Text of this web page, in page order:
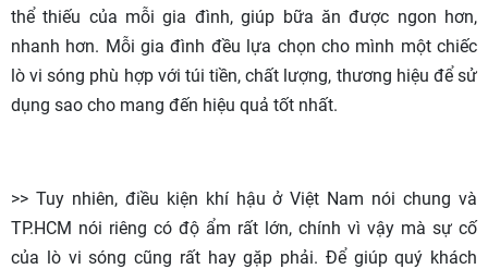
thể thiếu của mỗi gia đình, giúp bữa ăn được ngon hơn,
nhanh hơn. Mỗi gia đình đều lựa chọn cho mình một chiếc
lò vi sóng phù hợp với túi tiền, chất lượng, thương hiệu để sử
dụng sao cho mang đến hiệu quả tốt nhất.
>> Tuy nhiên, điều kiện khí hậu ở Việt Nam nói chung và
TP.HCM nói riêng có độ ẩm rất lớn, chính vì vậy mà sự cố
của lò vi sóng cũng rất hay gặp phải. Để giúp quý khách